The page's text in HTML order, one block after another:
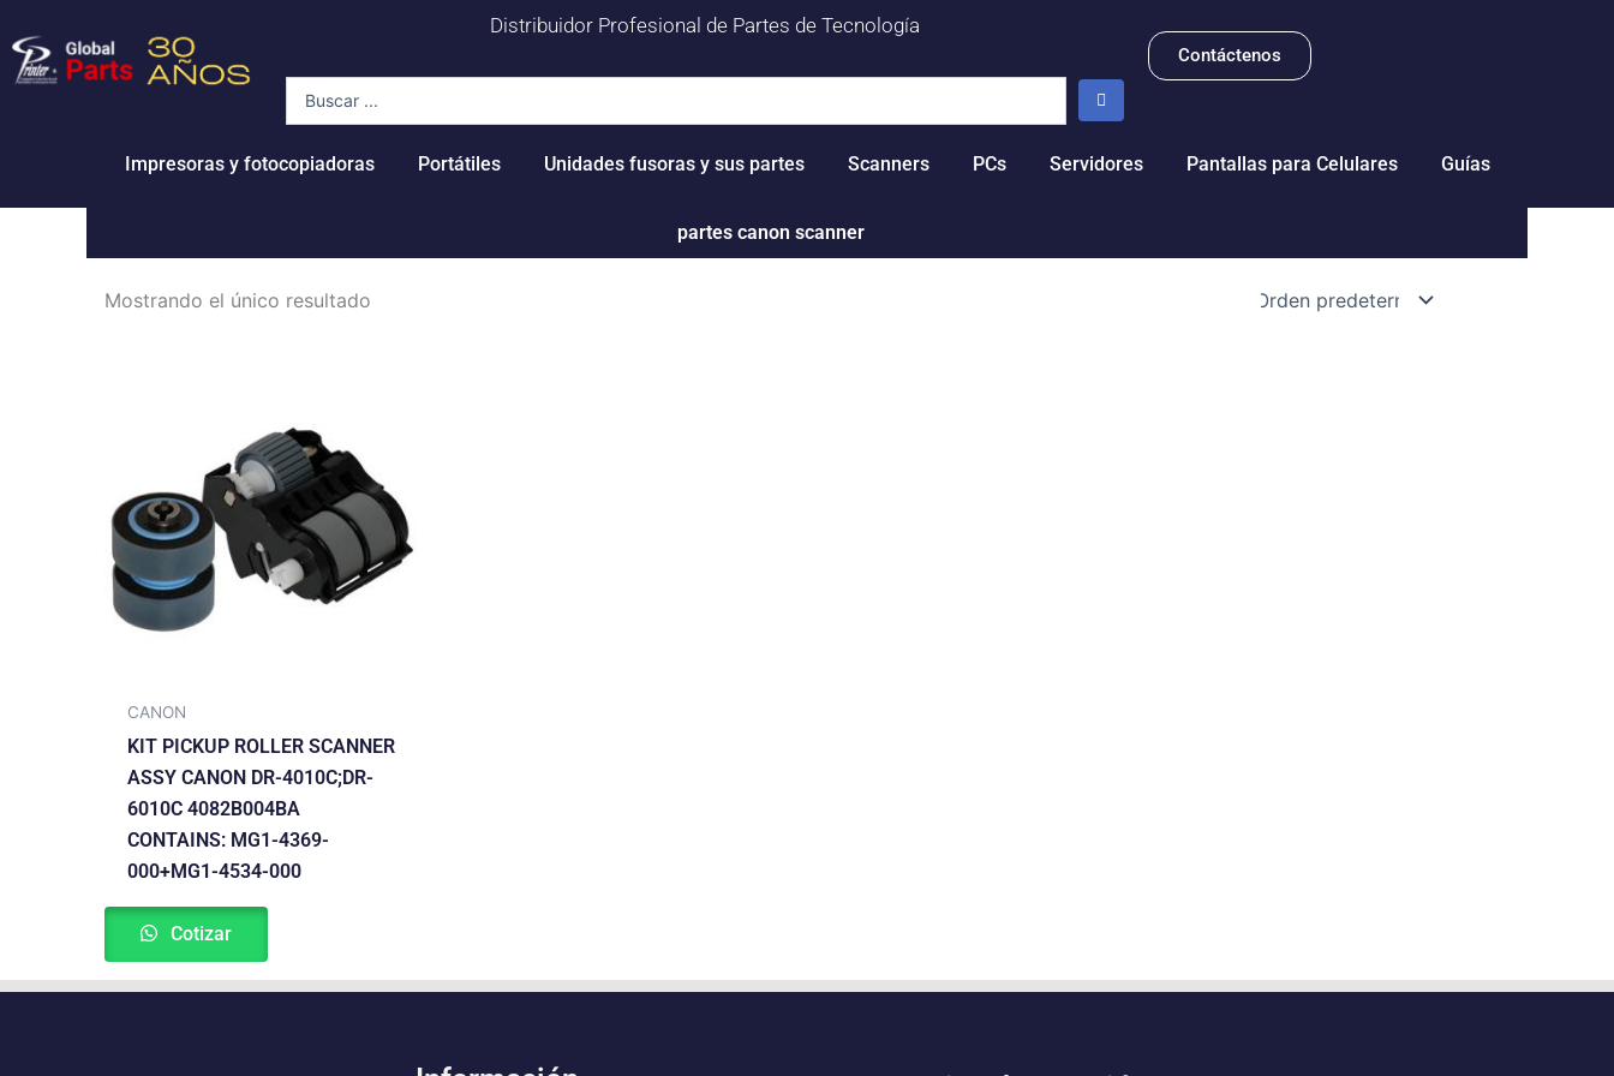
al
contenido
Distribuidor Profesional de Partes de Tecnología
Contáctenos
Impresoras y fotocopiadoras Portátiles Unidades fusoras y sus partes Scanners PCs Servidores Pantallas para Celulares Guías
partes canon scanner
Mostrando el único resultado
CANON
KIT PICKUP ROLLER SCANNER
ASSY CANON DR-4010C;DR-
6010C 4082B004BA
CONTAINS: MG1-4369-
000+MG1-4534-000
Cotizar